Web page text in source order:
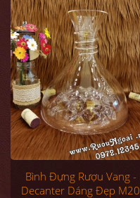
Bình Đựng Rượu Vang -
Decanter Dáng Đẹp M20